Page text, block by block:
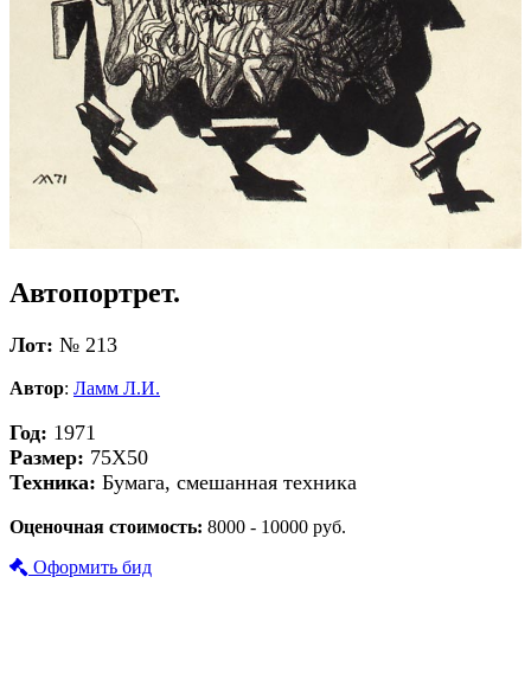
Автопортрет.
Лот: № 213
Автор: Ламм Л.И.
Год: 1971
Размер: 75Х50
Техника: Бумага, смешанная техника
Оценочная стоимость: 8000 - 10000 руб.
Оформить бид